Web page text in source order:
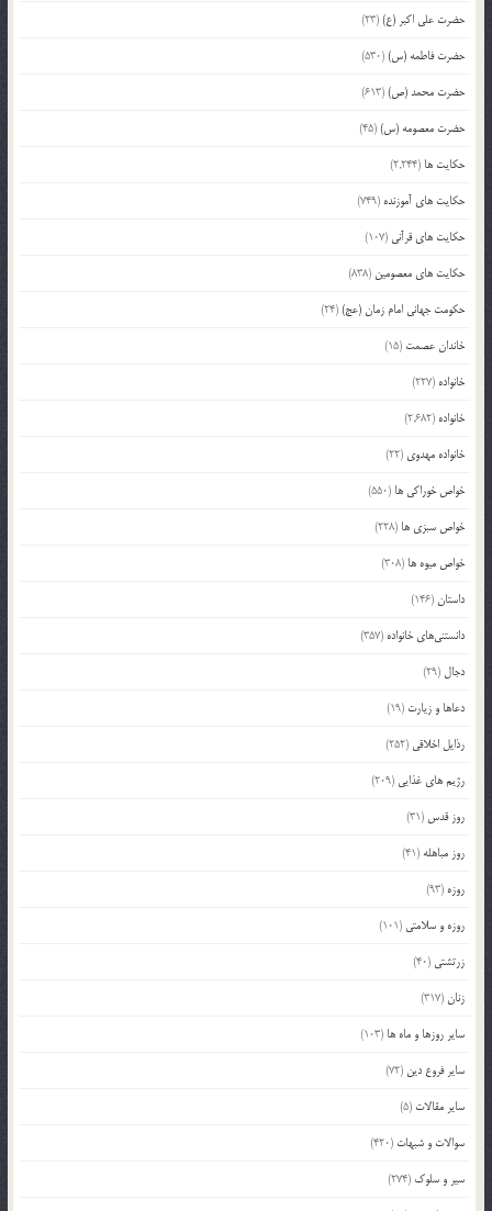
حضرت علی اکبر (ع)(23)
حضرت فاطمه (س)(530)
حضرت محمد (ص)(613)
حضرت معصومه (س)(45)
حکایت ها (2,244)
حکایت های آموزنده (749)
حکایت های قرآنی (107)
حکایت های معصومین (838)
حکومت جهانی امام زمان (عج)(24)
خاندان عصمت (15)
خانواده (227)
خانواده (2,682)
خانواده مهدوی (22)
خواص خوراکی ها (550)
خواص سبزی ها (228)
خواص میوه ها (308)
داستان(146)
دانستنی‌های خانواده (357)
دجال (29)
دعاها و زیارت (19)
رذایل اخلاقی (252)
رژیم های غذایی (209)
روز قدس (31)
روز مباهله (41)
روزه (93)
روزه و سلامتی (101)
زرتشتی (40)
زنان(317)
سایر روزها و ماه ها (103)
سایر فروع دین (72)
سایر مقالات (5)
سوالات و شبهات (420)
سیر و سلوک (274)